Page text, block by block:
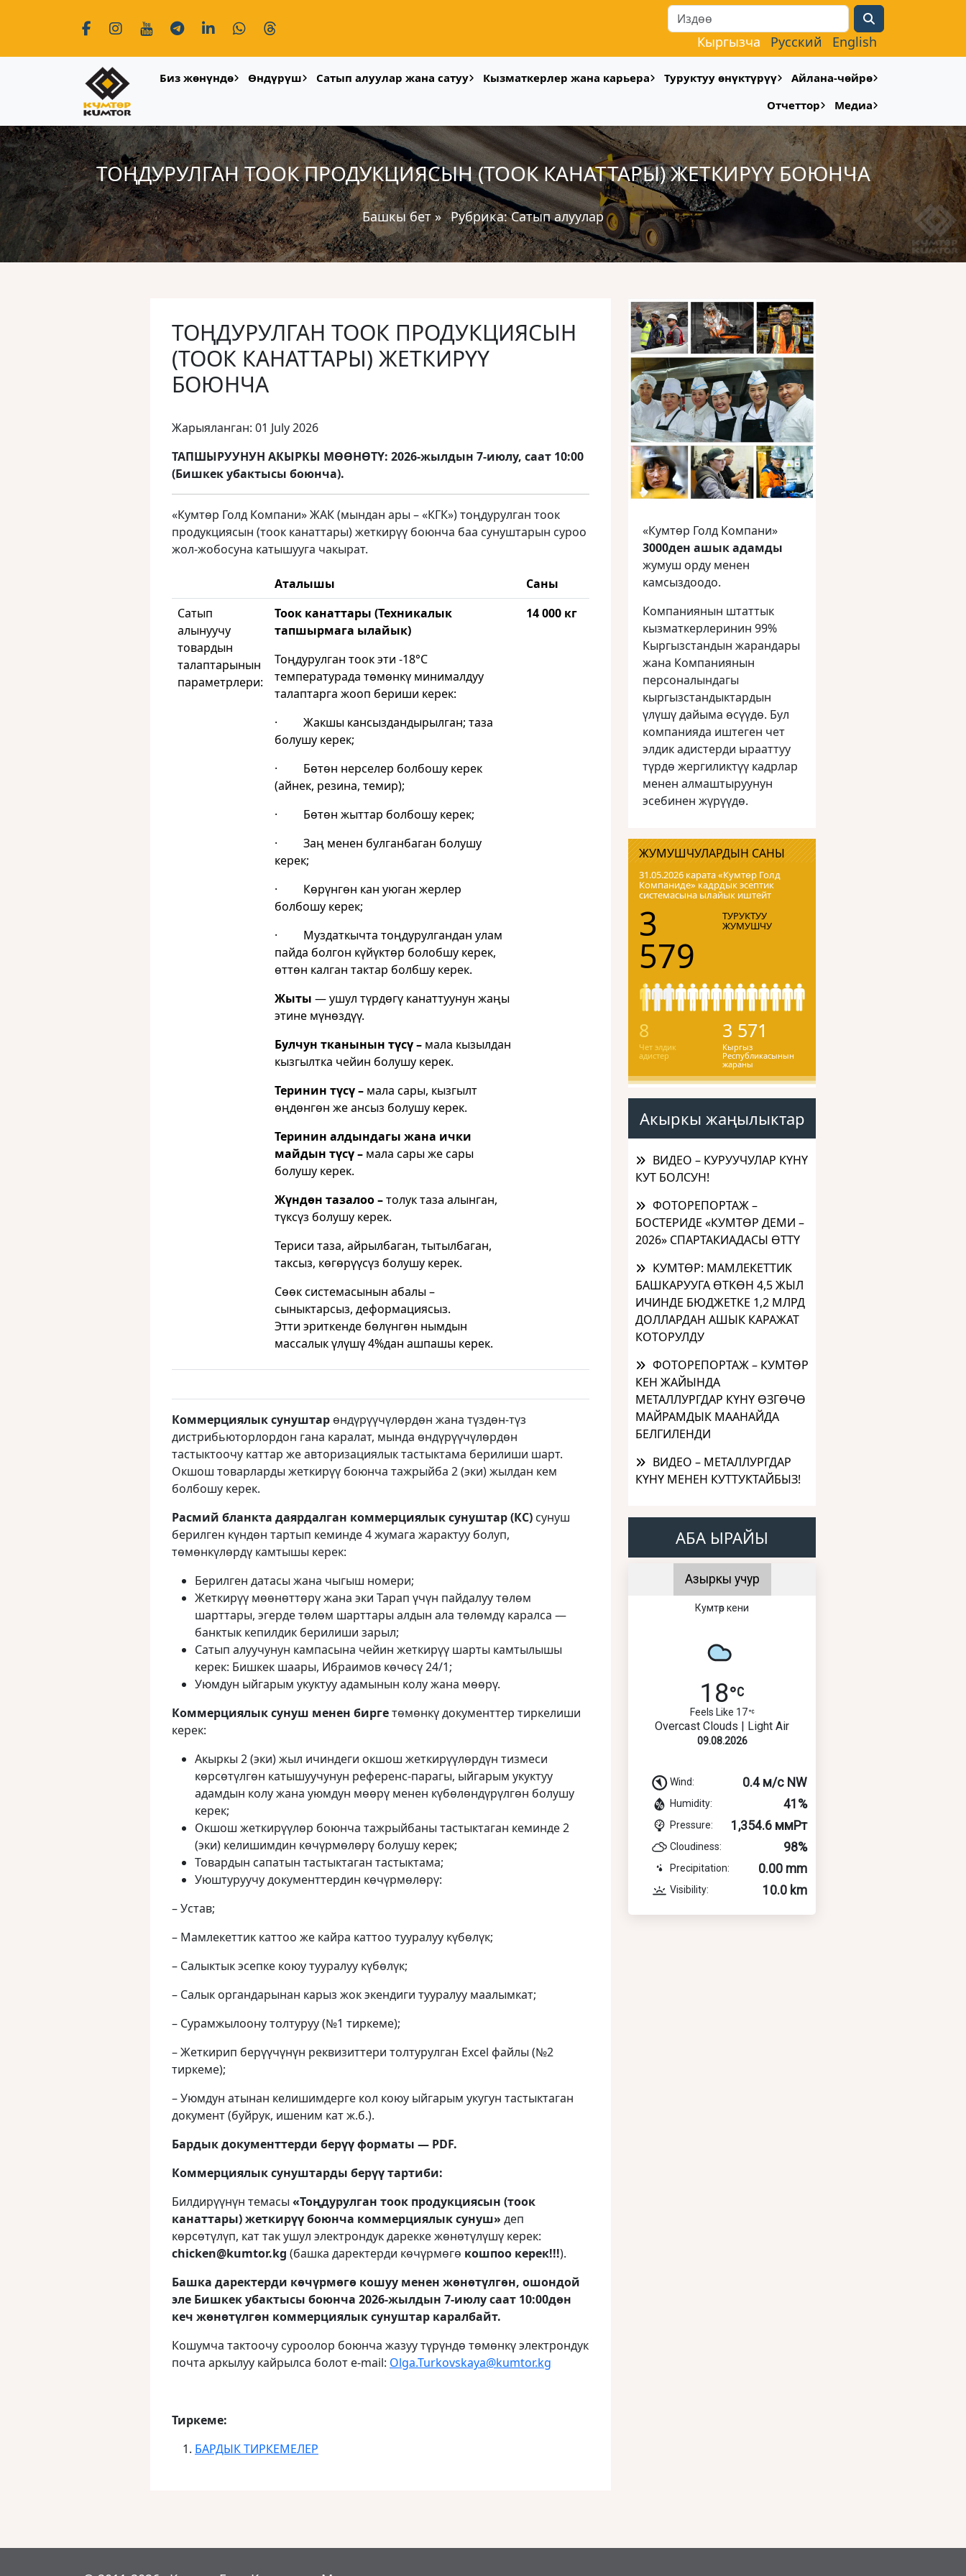
Search
Кыргызча Русский English
Биз жөнүндө Өндүрүш Сатып алуулар жана сатуу Кызматкерлер жана карьера Туруктуу өнүктүрүү
Айлана-чөйрө
Отчеттор
Медиа
ТОҢДУРУЛГАН ТООК ПРОДУКЦИЯСЫН (ТООК КАНАТТАРЫ) ЖЕТКИРҮҮ БОЮНЧА
Башкы бет» Рубрика:Сатып алуулар
ТОҢДУРУЛГАН ТООК ПРОДУКЦИЯСЫН
(ТООК КАНАТТАРЫ) ЖЕТКИРҮҮ
БОЮНЧА
Жарыяланган: 01 July 2026
ТАПШЫРУУНУН АКЫРКЫ МӨӨНӨТҮ: 2026-жылдын 7-июлу, саат 10:00
(Бишкек убактысы боюнча).
«Кумтөр Голд Компани» ЖАК (мындан ары – «КГК») тоңдурулган тоок
продукциясын (тоок канаттары) жеткирүү боюнча баа сунуштарын суроо
жол-жобосуна катышууга чакырат.
Аталышы
Саны
Сатып
алынуучу
товардын
талаптарынын
параметрлери:
Тоок канаттары (Техникалык
тапшырмага ылайык)
Тоңдурулган тоок эти -18°С
температурада төмөнкү минималдуу
талаптарга жооп бериши керек:
· Жакшы кансыздандырылган; таза
болушу керек;
· Бөтөн нерселер болбошу керек
(айнек, резина, темир);
· Бөтөн жыттар болбошу керек;
· Заң менен булганбаган болушу
керек;
· Көрүнгөн кан уюган жерлер
болбошу керек;
· Муздаткычта тоңдурулгандан улам
пайда болгон күйүктөр болобшу керек,
өттөн калган тактар болбшу керек.
Жыты — ушул түрдөгү канаттуунун жаңы
этине мүнөздүү.
Булчун тканынын түсү – мала кызылдан
кызгылтка чейин болушу керек.
Теринин түсү – мала сары, кызгылт
өңдөнгөн же ансыз болушу керек.
Теринин алдындагы жана ички
майдын түсү – мала сары же сары
болушу керек.
Жүндөн тазалоо –толук таза алынган,
түксүз болушу керек.
Териси таза, айрылбаган, тытылбаган,
таксыз, көгөрүүсүз болушу керек.
Сөөк системасынын абалы –
сыныктарсыз, деформациясыз.
Этти эриткенде бөлүнгөн нымдын
массалык үлүшү 4%дан ашпашы керек.
14 000 кг
Коммерциялык сунуштар өндүрүүчүлөрдөн жана түздөн-түз
дистрибьюторлордон гана каралат, мында өндүрүүчүлөрдөн
тастыктоочу каттар же авторизациялык тастыктама берилиши шарт.
Окшош товарларды жеткирүү боюнча тажрыйба 2 (эки) жылдан кем
болбошу керек.
Расмий бланкта даярдалган коммерциялык сунуштар (КС) сунуш
берилген күндөн тартып кеминде 4 жумага жарактуу болуп,
төмөнкүлөрдү камтышы керек:
Берилген датасы жана чыгыш номери;
Жеткирүү мөөнөттөрү жана эки Тарап үчүн пайдалуу төлөм
шарттары, эгерде төлөм шарттары алдын ала төлөмдү каралса —
банктык кепилдик берилиши зарыл;
Сатып алуучунун кампасына чейин жеткирүү шарты камтылышы
керек: Бишкек шаары, Ибраимов көчөсү 24/1;
Уюмдун ыйгарым укуктуу адамынын колу жана мөөрү.
Коммерциялык сунуш менен биргетөмөнкү документтер тиркелиши
керек:
Акыркы 2 (эки) жыл ичиндеги окшош жеткирүүлөрдүн тизмеси
көрсөтүлгөн катышуучунун референс-парагы, ыйгарым укуктуу
адамдын колу жана уюмдун мөөрү менен күбөлөндүрүлгөн болушу
керек;
Окшош жеткирүүлөр боюнча тажрыйбаны тастыктаган кеминде 2
(эки) келишимдин көчүрмөлөрү болушу керек;
Товардын сапатын тастыктаган тастыктама;
Уюштуруучу документтердин көчүрмөлөрү:
– Устав;
– Мамлекеттик каттоо же кайра каттоо тууралуу күбөлүк;
– Салыктык эсепке коюу тууралуу күбөлүк;
– Салык органдарынан карыз жок экендиги тууралуу маалымкат;
– Сурамжылоону толтуруу (№1 тиркеме);
– Жеткирип берүүчүнүн реквизиттери толтурулган Excel файлы (№2
тиркеме);
– Уюмдун атынан келишимдерге кол коюу ыйгарым укугун тастыктаган
документ (буйрук, ишеним кат ж.б.).
Бардык документтерди берүү форматы — PDF.
Коммерциялык сунуштарды берүү тартиби:
Билдирүүнүн темасы «Тоңдурулган тоок продукциясын (тоок
канаттары) жеткирүү боюнча коммерциялык сунуш» деп
көрсөтүлүп, кат так ушул электрондук дарекке жөнөтүлүшү керек:
chicken@kumtor.kg (башка даректерди көчүрмөгө кошпоо керек!!!).
Башка даректерди көчүрмөгө кошуу менен жөнөтүлгөн, ошондой
эле Бишкек убактысы боюнча 2026-жылдын 7-июлу саат 10:00дөн
кеч жөнөтүлгөн коммерциялык сунуштар каралбайт.
Кошумча тактоочу суроолор боюнча жазуу түрүндө төмөнкү электрондук
почта аркылуу кайрылса болот e-mail: Olga.Turkovskaya@kumtor.kg
Тиркеме:
БАРДЫК ТИРКЕМЕЛЕР
«Кумтөр Голд Компани»
3000ден ашык адамды
жумуш орду менен
камсыздоодо.
Компаниянын штаттык
кызматкерлеринин 99%
Кыргызстандын жарандары
жана Компаниянын
персоналындагы
кыргызстандыктардын
үлүшү дайыма өсүүдө. Бул
компанияда иштеген чет
элдик адистерди ырааттуу
түрдө жергиликтүү кадрлар
менен алмаштыруунун
эсебинен жүрүүдө.
ЖУМУШЧУЛАРДЫН САНЫ
31.05.2026 карата «Кумтɵр Голд
Компаниде» кадрдык эсептик
системасына ылайык иштейт
3
579
ТУРУКТУУ
ЖУМУШЧУ
8
Чет элдик
адистер
3 571
Кыргыз
Республикасынын
жараны
Акыркы жаңылыктар
ВИДЕО – КУРУУЧУЛАР КҮНҮ
КУТ БОЛСУН!
ФОТОРЕПОРТАЖ –
БОСТЕРИДЕ «КУМТӨР ДЕМИ –
2026» СПАРТАКИАДАСЫ ӨТТҮ
КУМТӨР: МАМЛЕКЕТТИК
БАШКАРУУГА ӨТКӨН 4,5 ЖЫЛ
ИЧИНДЕ БЮДЖЕТКЕ 1,2 МЛРД
ДОЛЛАРДАН АШЫК КАРАЖАТ
КОТОРУЛДУ
ФОТОРЕПОРТАЖ – КУМТӨР
КЕН ЖАЙЫНДА
МЕТАЛЛУРГДАР КҮНҮ ӨЗГӨЧӨ
МАЙРАМДЫК МААНАЙДА
БЕЛГИЛЕНДИ
ВИДЕО – МЕТАЛЛУРГДАР
КҮНҮ МЕНЕН КУТТУКТАЙБЫЗ!
АБА ЫРАЙЫ
Азыркы учур
Кумтөр кени
18
Feels Like 17
Overcast Clouds | Light Air
09.08.2026
Wind: 0.4 м/с NW
Humidity: 41%
Pressure: 1,354.6 ммРт
Cloudiness: 98%
Precipitation: 0.00 mm
Visibility: 10.0 km